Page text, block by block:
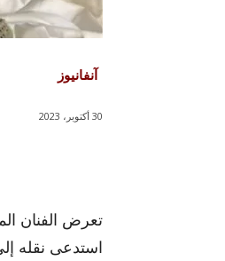
آنفانيوز
30 أكتوبر، 2023
تعرض الفنان
استدعى نقله